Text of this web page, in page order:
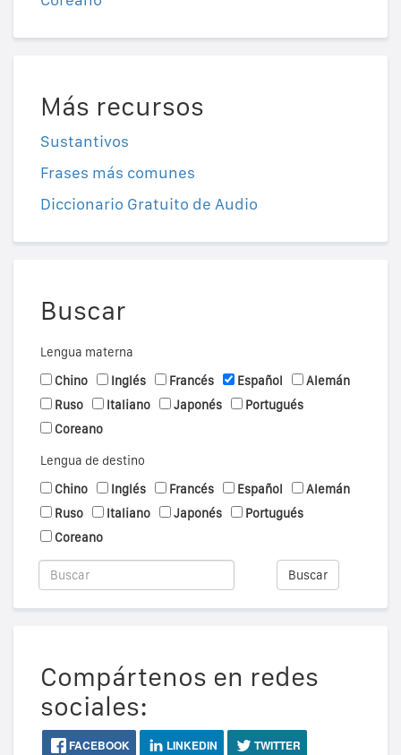
Más recursos
Sustantivos
Frases más comunes
Diccionario Gratuito de Audio
Buscar
Lengua materna
Chino
Inglés Francés Español
Alemán
Ruso
Italiano Japonés
Portugués
Coreano
Lengua de destino
Chino
Inglés Francés Español
Alemán
Ruso
Italiano Japonés
Portugués
Coreano
Buscar
Compártenos en redes
sociales:
FACEBOOK LINKEDIN
TWITTER